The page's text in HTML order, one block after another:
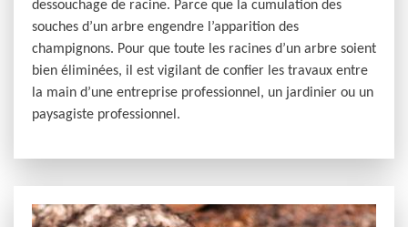
dessouchage de racine. Parce que la cumulation des
souches d’un arbre engendre l’apparition des
champignons. Pour que toute les racines d’un arbre soient
bien éliminées, il est vigilant de confier les travaux entre
la main d’une entreprise professionnel, un jardinier ou un
paysagiste professionnel.